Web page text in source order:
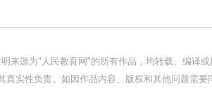
明来源为"人民教育网"的所有作品，均转载、编译
真实性负责。如因作品内容、版权和其他问题需